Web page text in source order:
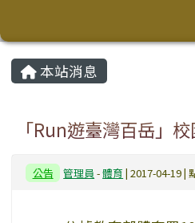
主內容區域
本站消息
「Run遊臺灣百岳」
公告 管理員 -體育 | 2017-04-19 |
頁尾區域